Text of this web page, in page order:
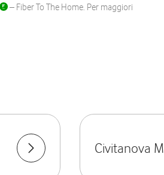
– Fiber To The Home. Per maggiori
Civitanova